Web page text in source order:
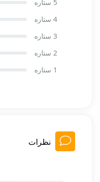
5 ستاره
4 ستاره
3 ستاره
2 ستاره
1 ستاره
نظرات